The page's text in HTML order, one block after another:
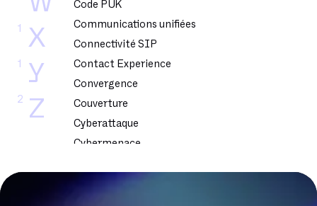
X
1
Y
1
Z
2
Code PUK
Communications unifiées
Connectivité SIP
Contact Experience
Convergence
Couverture
Cyberattaque
Cybermenace